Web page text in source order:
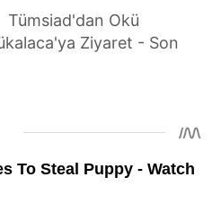
Tümsiad'dan Okü
Ziyaret - Son